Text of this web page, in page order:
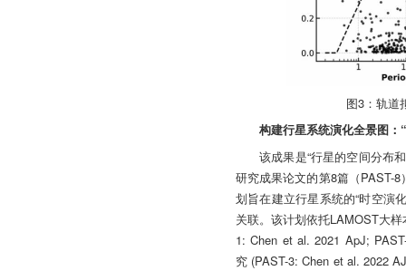
图3：轨道
构建行星系统演化全景图：
该成果是“行星的空间分布
研究成果论文的第8篇（PAST-
划旨在建立行星系统的“时空演
关联。该计划依托LAMOST大
1: Chen et al. 2021 ApJ;
究 (PAST-3: Chen et al. 2022